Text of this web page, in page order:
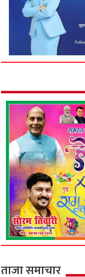
ताजा समाचार